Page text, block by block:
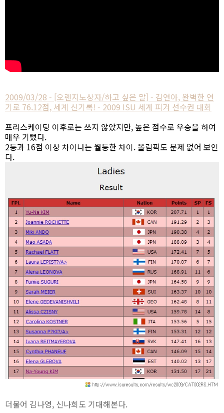
2009/03/28 - [오렌지노상자/하고 싶은 말] - 김연아, 완벽한 연
기로 76.12점, 세계 신기록! - 2009 ISU 세계 피겨 선수권 대회
프리스케이팅 이후로는 쓰지 않았지만, 높은 점수로 우승을 하여
매우 기뻤다.
2등과 16점 이상 차이나는 월등한 차이. 올림픽도 문제 없어 보인
다.
더불어 김나영, 신나희도 기대해본다.